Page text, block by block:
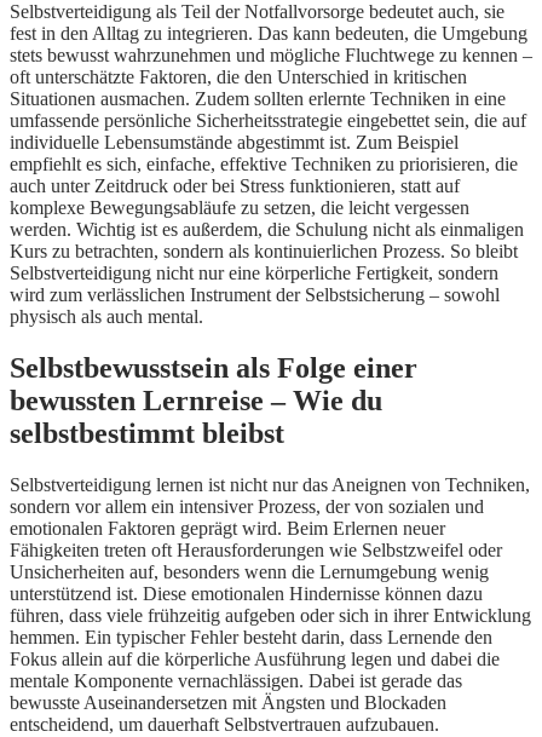
Selbstverteidigung als Teil der Notfallvorsorge bedeutet auch, sie
fest in den Alltag zu integrieren. Das kann bedeuten, die Umgebung
stets bewusst wahrzunehmen und mögliche Fluchtwege zu kennen –
oft unterschätzte Faktoren, die den Unterschied in kritischen
Situationen ausmachen. Zudem sollten erlernte Techniken in eine
umfassende persönliche Sicherheitsstrategie eingebettet sein, die auf
individuelle Lebensumstände abgestimmt ist. Zum Beispiel
empfiehlt es sich, einfache, effektive Techniken zu priorisieren, die
auch unter Zeitdruck oder bei Stress funktionieren, statt auf
komplexe Bewegungsabläufe zu setzen, die leicht vergessen
werden. Wichtig ist es außerdem, die Schulung nicht als einmaligen
Kurs zu betrachten, sondern als kontinuierlichen Prozess. So bleibt
Selbstverteidigung nicht nur eine körperliche Fertigkeit, sondern
wird zum verlässlichen Instrument der Selbstsicherung – sowohl
physisch als auch mental.
Selbstbewusstsein als Folge einer
bewussten Lernreise – Wie du
selbstbestimmt bleibst
Selbstverteidigung lernen ist nicht nur das Aneignen von Techniken,
sondern vor allem ein intensiver Prozess, der von sozialen und
emotionalen Faktoren geprägt wird. Beim Erlernen neuer
Fähigkeiten treten oft Herausforderungen wie Selbstzweifel oder
Unsicherheiten auf, besonders wenn die Lernumgebung wenig
unterstützend ist. Diese emotionalen Hindernisse können dazu
führen, dass viele frühzeitig aufgeben oder sich in ihrer Entwicklung
hemmen. Ein typischer Fehler besteht darin, dass Lernende den
Fokus allein auf die körperliche Ausführung legen und dabei die
mentale Komponente vernachlässigen. Dabei ist gerade das
bewusste Auseinandersetzen mit Ängsten und Blockaden
entscheidend, um dauerhaft Selbstvertrauen aufzubauen.